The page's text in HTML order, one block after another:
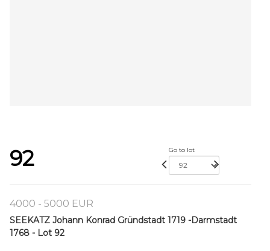
92 Go to lot
4000 - 5000 EUR
SEEKATZ Johann Konrad Gründstadt 1719 -Darmstadt
1768 - Lot 92